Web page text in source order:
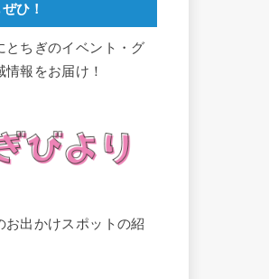
ひ！
ちぎのイベント・グ
報をお届け！
出かけスポットの紹